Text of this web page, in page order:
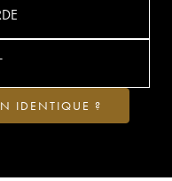
IDENTIQUE ?